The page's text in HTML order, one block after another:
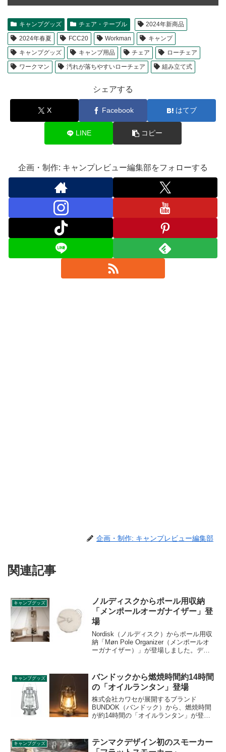
キャンプグッズ チェア・テーブル
2024年新商品
2024年春夏
FCC20 Workman
キャンプ
キャンプグッズ
キャンプ用品 チェア
ローチェア
ワークマン
汚れが落ちやすいローチェア 組み立て式
シェアする
X Facebook はてブ
LINE コピー
企画・制作: キャンプレビュー編集部をフォローする
企画・制作: キャンプレビュー編集部
関連記事
キャンプグッズ
ノルディスクからポール用収納
「メンポールオーガナイザー」登
場
Nordisk（ノルディスク）からポール用収
納「Møn Pole Organizer（メンポールオ
ーガナイザー）」が登場しました。デッ
ことができるオーガナイザーです。詳細
をレビューします。
キャンプグッズ
バンドックから燃焼時間約14時間
の「オイルランタン」登場
株式会社カワセが展開するブランド
BUNDOK（バンドック）から、燃焼時間
が約14時間の「オイルランタン」が登場
格帯での販売です。詳細をレビューしま
す。
キャンプグッズ
テンマクデザイン初のスモーカー